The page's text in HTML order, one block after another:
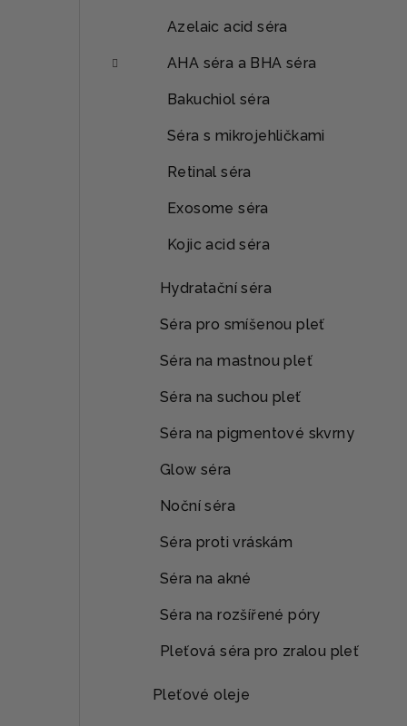
Azelaic acid séra
AHA séra a BHA séra
Bakuchiol séra
Séra s mikrojehličkami
Retinal séra
Exosome séra
Kojic acid séra
Hydratační séra
Séra pro smíšenou pleť
Séra na mastnou pleť
Séra na suchou pleť
Séra na pigmentové skvrny
Glow séra
Noční séra
Séra proti vráskám
Séra na akné
Séra na rozšířené póry
Pleťová séra pro zralou pleť
Pleťové oleje